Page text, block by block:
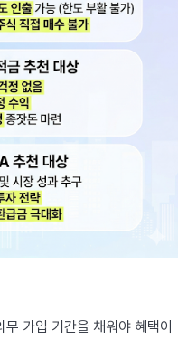
가입 기간을 채워야 혜택이